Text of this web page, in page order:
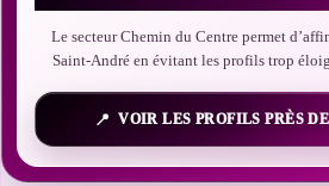
Le secteur Chemin du Centre permet
Saint-André en évitant les profils trop
VOIR LES PROFILS PRÈS